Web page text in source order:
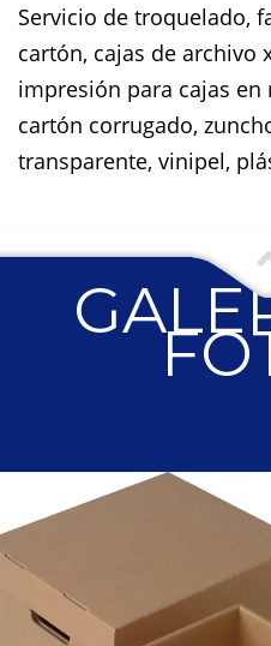
Servicio de troquelado,
cartón, cajas de archivo
impresión para cajas
cartón corrugado,
transparente, vinipel,